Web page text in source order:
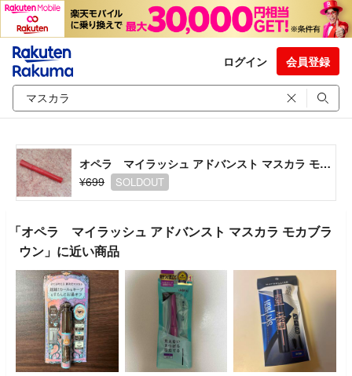
ログイン 会員登録
オペラ マイラッシュ アドバンスト マスカラ モカブラウン
¥699
SOLDOUT
「オペラ マイラッシュ アドバンスト マスカラ モカブラ
ウン」に近い商品